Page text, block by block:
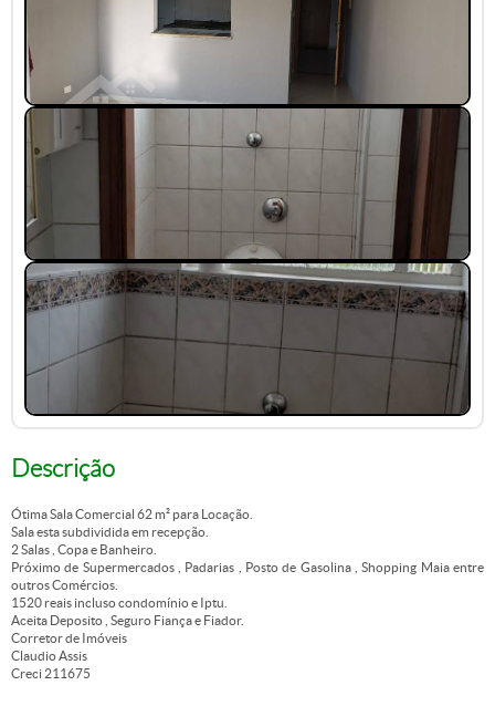
Descrição
Ótima Sala Comercial 62 m² para Locação.
Sala esta subdividida em recepção.
2 Salas , Copa e Banheiro.
Próximo de Supermercados , Padarias , Posto de Gasolina , Shopping Maia entre
outros Comércios.
1520 reais incluso condomínio e Iptu.
Aceita Deposito , Seguro Fiança e Fiador.
Corretor de Imóveis
Claudio Assis
Creci 211675